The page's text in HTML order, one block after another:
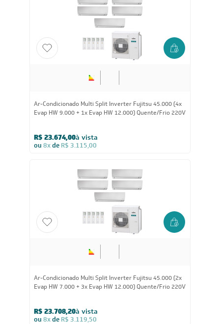
Ar-Condicionado Multi Split Inverter Fujitsu 45.000 (4x
Evap HW 9.000 + 1x Evap HW 12.000) Quente/Frio 220V
R$ 23.674,00à vista
ou 8xde R$ 3.115,00
Ar-Condicionado Multi Split Inverter Fujitsu 45.000 (2x
Evap HW 7.000 + 3x Evap HW 12.000) Quente/Frio 220V
R$ 23.708,20à vista
ou 8xde R$ 3.119,50